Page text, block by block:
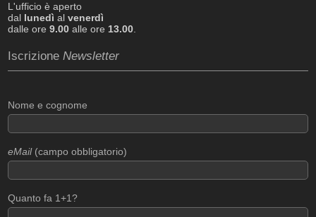
L'ufficio è aperto
dal lunedì alvenerdì
dalle ore9.00 alle ore 13.00
IscrizioneNewsletter
Nome e cognome
eMail(campo obbligatorio)
Quanto fa 1+1?